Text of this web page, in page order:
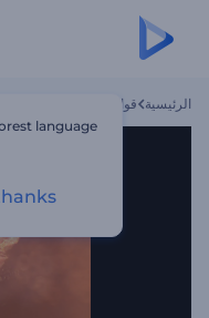
الرئيسية قوالب
language